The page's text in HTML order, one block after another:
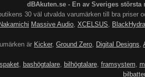
dBAkuten.se - En av Sveriges
30 väl utvalda varumärken till bra
Nakamichi Massive Audio, XCELSUS,
är Kicker, Ground Zero, Digital Designs,
, bashögtalare, bilhögtalare, framsystem,